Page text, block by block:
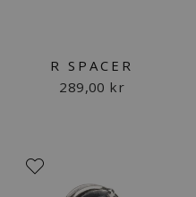
R SPACER
289,00 kr